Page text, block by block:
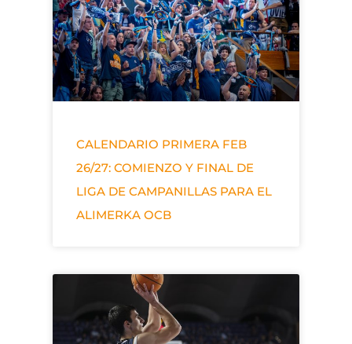
CALENDARIO PRIMERA FEB
26/27: COMIENZO Y FINAL DE
LIGA DE CAMPANILLAS PARA EL
ALIMERKA OCB